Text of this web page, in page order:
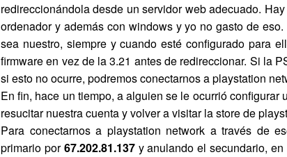
redireccionándola desde un servidor web adecuado.
ordenador y además con windows y yo no gasto de
sea nuestro, siempre y cuando esté configurado para
firmware en vez de la 3.21 antes de redireccionar. Si la
si esto no ocurre, podremos conectarnos a playstation
En fin, hace un tiempo, a alguien se le ocurrió
resucitar nuestra cuenta y volver a visitar la store de
Para conectarnos a playstation network a través de
primario por67.202.81.137y anulando el secundario, en